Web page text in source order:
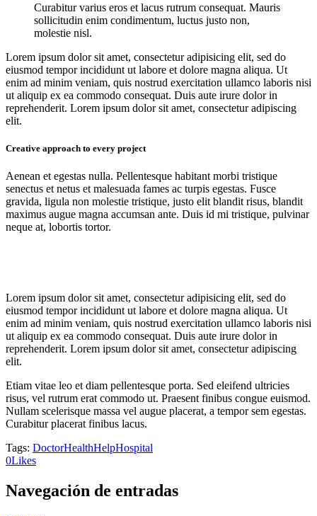
Curabitur varius eros et lacus rutrum consequat. Mauris
sollicitudin enim condimentum, luctus justo non,
molestie nisl.
Lorem ipsum dolor sit amet, consectetur adipisicing elit, sed do
eiusmod tempor incididunt ut labore et dolore magna aliqua. Ut
enim ad minim veniam, quis nostrud exercitation ullamco laboris nisi
ut aliquip ex ea commodo consequat. Duis aute irure dolor in
reprehenderit. Lorem ipsum dolor sit amet, consectetur adipiscing
elit.
Creative approach to every project
Aenean et egestas nulla. Pellentesque habitant morbi tristique
senectus et netus et malesuada fames ac turpis egestas. Fusce
gravida, ligula non molestie tristique, justo elit blandit risus, blandit
maximus augue magna accumsan ante. Duis id mi tristique, pulvinar
neque at, lobortis tortor.
Lorem ipsum dolor sit amet, consectetur adipisicing elit, sed do
eiusmod tempor incididunt ut labore et dolore magna aliqua. Ut
enim ad minim veniam, quis nostrud exercitation ullamco laboris nisi
ut aliquip ex ea commodo consequat. Duis aute irure dolor in
reprehenderit. Lorem ipsum dolor sit amet, consectetur adipiscing
elit.
Etiam vitae leo et diam pellentesque porta. Sed eleifend ultricies
risus, vel rutrum erat commodo ut. Praesent finibus congue euismod.
Nullam scelerisque massa vel augue placerat, a tempor sem egestas.
Curabitur placerat finibus lacus.
Tags: DoctorHealthHelpHospital
0Likes
Navegación de entradas